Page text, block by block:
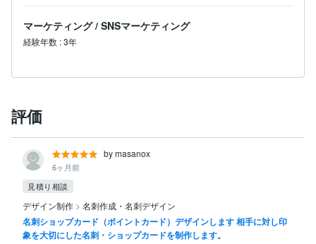
マーケティング / SNSマーケティング
経験年数 :3年
評価
by masanox
6ヶ月前
見積り相談
デザイン制作 > 名刺作成・名刺デザイン
名刺ショップカード（ポイントカード）デザインします 相手に対し印
象を大切にした名刺・ショップカードを制作します。